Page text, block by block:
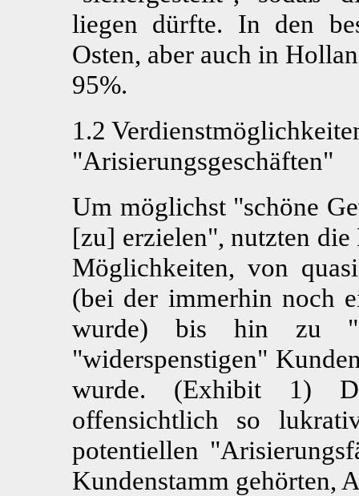
liegen dürfte. In den
Osten, aber auch in
95%.
1.2
"Arisierungsgeschäften"
Um möglichst "schöne
[zu] erzielen", nutzten
Möglichkeiten, von
(bei der immerhin noch
wurde) bis hin zu
"widerspenstigen"
wurde. (Exhibit 1)
offensichtlich so
potentiellen
Kundenstamm gehörten,